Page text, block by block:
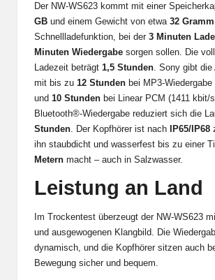
Der NW-WS623 kommt mit einer
GB und einem Gewicht von etwa 32 Gramm
Schnellladefunktion, bei der 3 Minuten
Minuten Wiedergabe sorgen sollen. Die
Ladezeit beträgt 1,5 Stunden. Sony gibt
mit bis zu 12 Stunden bei MP3-
und 10 Stunden bei Linear PCM (1411 kbit/
Bluetooth®-Wiedergabe reduziert sich die
Stunden. Der Kopfhörer ist nach IP65/IP68
ihn staubdicht und wasserfest bis zu einer
Metern macht – auch in Salzwasser.
Leistung an Land
Im Trockentest überzeugt der NW-WS623
und ausgewogenen Klangbild. Die
dynamisch, und die Kopfhörer sitzen auch
Bewegung sicher und bequem.